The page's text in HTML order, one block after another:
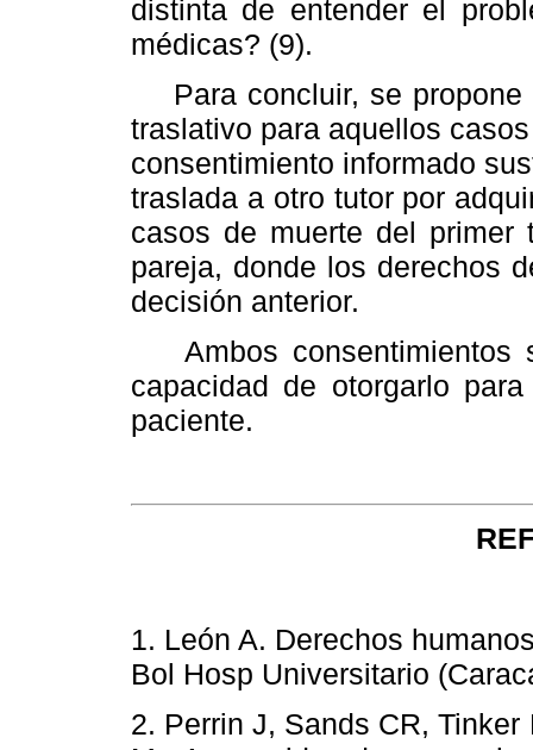
distinta de entender el
médicas? (9).
Para concluir, se propone
traslativo para aquellos
consentimiento informado
traslada a otro tutor por
casos de muerte del primer
pareja, donde los derechos
decisión anterior.
Ambos consentimientos
capacidad de otorgarlo
paciente.
1. León A. Derechos
Bol Hosp Universitario
2. Perrin J, Sands CR,